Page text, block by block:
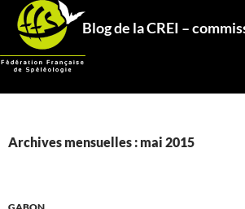
Aller
contenu
Recherche
Archives mensuelles : mai 2015